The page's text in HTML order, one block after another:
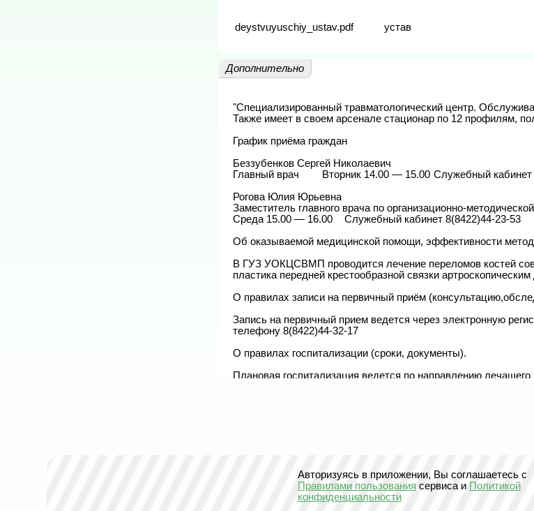
deystvuyuschiy_ustav.pdf устав
Дополнительно
"Специализированный травматологический центр.
Также имеет в своем арсенале стационар по 12 профилям,
График приёма граждан
Беззубенков Сергей Николаевич
Главный врач	Вторник 14.00 — 15.00	Служебный кабинет 8(8422)44-23-48
Рогова Юлия Юрьевна
Заместитель главного врача по организационно-
Среда 15.00 — 16.00	Служебный кабинет 8(8422)44-23-53
Об оказываемой медицинской помощи, эффективности
В ГУЗ УОКЦСВМП проводится лечение переломов костей
пластика передней крестообразной связки
О правилах записи на первичный приём
Запись на первичный прием ведется через электронную
телефону 8(8422)44-32-17
О правилах госпитализации (сроки, документы).
Плановая госпитализация ведется по направлению
Список страховых компаний организаций с которыми
СК Солидарность для жизни.
Авторизуясь в приложении, Вы соглашаетесь с
Правилами пользованиясервиса и Политикой
конфиденциальности